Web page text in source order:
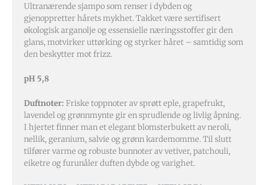
Ultranærende sjampo som renser i dybden og
gjenoppretter hårets mykhet. Takket være sertifisert
økologisk arganolje og essensielle næringsstoffer gir den
glans, motvirker uttørking og styrker håret – samtidig som
den beskytter mot frizz.
pH 5,8
Duftnoter: Friske toppnoter av sprøtt eple, grapefrukt,
lavendel og grønnmynte gir en sprudlende og livlig åpning.
I hjertet finner man et elegant blomsterbukett av neroli,
nellik, geranium, salvie og grønn kardemomme. Til slutt
tilfører varme og robuste bunnoter av vetiver, patchouli,
eiketre og furunåler duften dybde og varighet.